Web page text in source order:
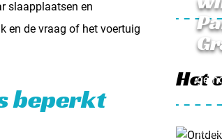
slaapplaatsen en
en de vraag of het voertuig
beperkt
Het